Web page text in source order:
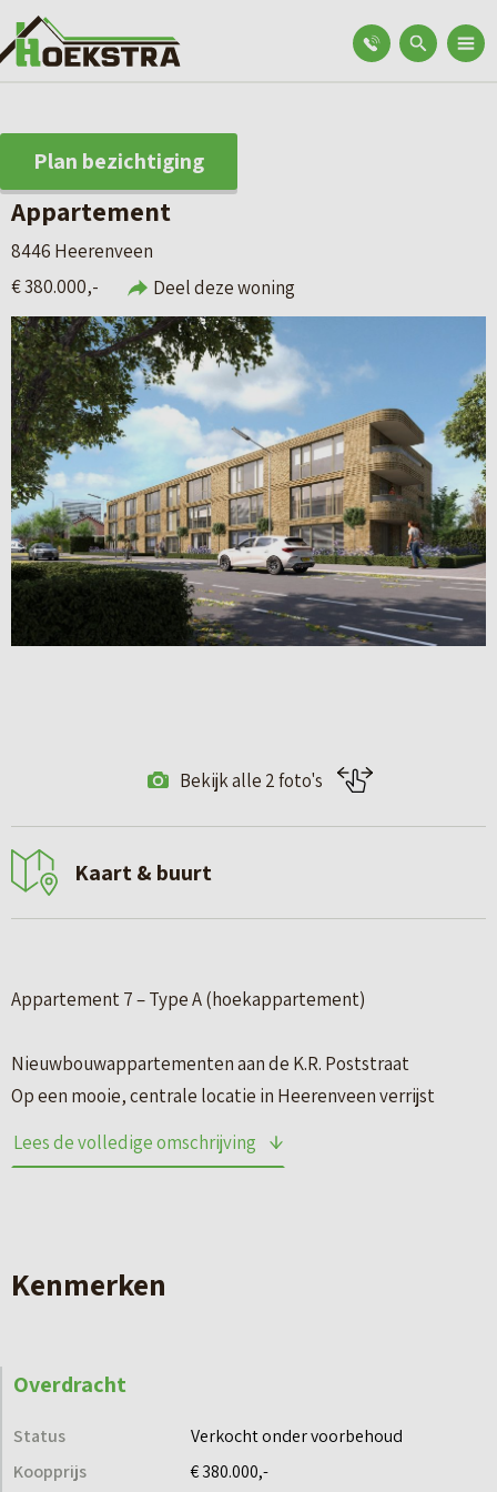
Plan bezichtiging
Appartement
8446 Heerenveen
€ 380.000,-
Deel deze woning
Bekijk alle 2 foto's
Kaart & buurt
Appartement 7 – Type A (hoekappartement)
Nieuwbouwappartementen aan de K.R. Poststraat
Op een mooie, centrale locatie in Heerenveen verrijst
comfortabele nieuwbouwappartementen. De
beschikt over:
– gelegen op de eerste verdieping
– een lichte woonkamer met open keuken
Lees de volledige omschrijving
Kenmerken
Overdracht
Status
Verkocht onder voorbehoud
Koopprijs
€ 380.000,-